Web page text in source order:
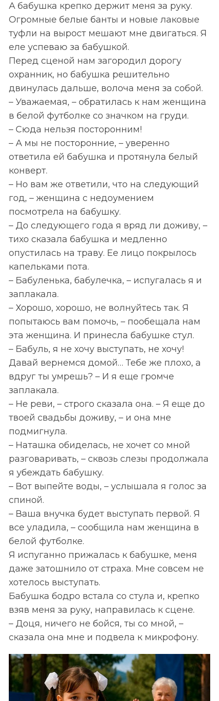
А бабушка крепко держит меня за руку.
Огромные белые банты и новые лаковые
туфли на вырост мешают мне двигаться. Я
еле успеваю за бабушкой.
Перед сценой нам загородил дорогу
охранник, но бабушка решительно
двинулась дальше, волоча меня за собой.
– Уважаемая, – обратилась к нам женщина
в белой футболке со значком на груди.
– Сюда нельзя посторонним!
– А мы не посторонние, – уверенно
ответила ей бабушка и протянула белый
конверт.
– Но вам же ответили, что на следующий
год, – женщина с недоумением
посмотрела на бабушку.
– До следующего года я вряд ли доживу, –
тихо сказала бабушка и медленно
опустилась на траву. Ее лицо покрылось
капельками пота.
– Бабуленька, бабулечка, – испугалась я и
заплакала.
– Хорошо, хорошо, не волнуйтесь так. Я
попытаюсь вам помочь, – пообещала нам
эта женщина. И принесла бабушке стул.
– Бабуль, я не хочу выступать, не хочу!
Давай вернемся домой… Тебе же плохо, а
вдруг ты умрешь? – И я еще громче
заплакала.
– Не реви, – строго сказала она. – Я еще до
твоей свадьбы доживу, – и она мне
подмигнула.
– Наташка обиделась, не хочет со мной
разговаривать, – сквозь слезы продолжала
я убеждать бабушку.
– Вот выпейте воды, – услышала я голос за
спиной.
– Ваша внучка будет выступать первой. Я
все уладила, – сообщила нам женщина в
белой футболке.
Я испуганно прижалась к бабушке, меня
даже затошнило от страха. Мне совсем не
хотелось выступать.
Бабушка бодро встала со стула и, крепко
взяв меня за руку, направилась к сцене.
– Доця, ничего не бойся, ты со мной, –
сказала она мне и подвела к микрофону.